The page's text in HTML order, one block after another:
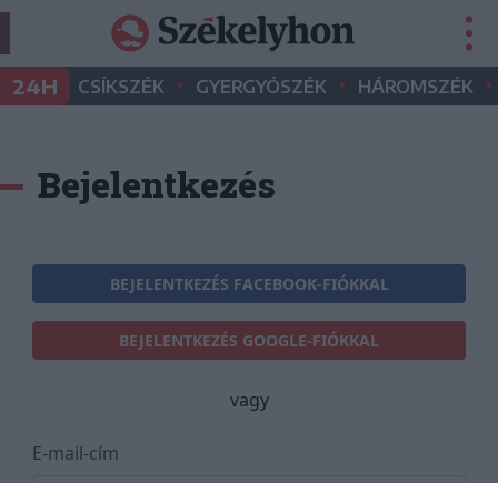
24H CSÍKSZÉK • GYERGYÓSZÉK • HÁROMSZÉK •
Bejelentkezés
BEJELENTKEZÉS FACEBOOK-FIÓKKAL
BEJELENTKEZÉS GOOGLE-FIÓKKAL
vagy
E-mail-cím